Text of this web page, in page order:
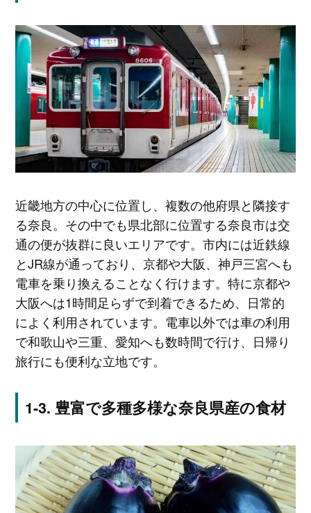
近畿地方の中心に位置し、複数の他府県と隣接す
る奈良。その中でも県北部に位置する奈良市は交
通の便が抜群に良いエリアです。市内には近鉄線
とJR線が通っており、京都や大阪、神戸三宮へも
電車を乗り換えることなく行けます。特に京都や
大阪へは1時間足らずで到着できるため、日常的
によく利用されています。電車以外では車の利用
で和歌山や三重、愛知へも数時間で行け、日帰り
旅行にも便利な立地です。
豊富で多種多様な奈良県産の食材